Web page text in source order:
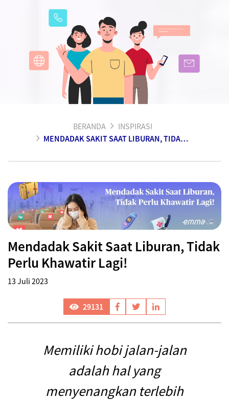
BERANDA
INSPIRASI
MENDADAK SAKIT SAAT LIBURAN, TIDAK PERLU KHAWATIR LAGI!
Mendadak Sakit Saat Liburan, Tidak
Perlu Khawatir Lagi!
13 Juli 2023
29131
Memiliki hobi jalan-jalan
adalah hal yang
menyenangkan terlebih